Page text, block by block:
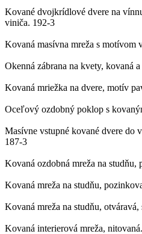
Kované dvojkrídlové dvere na
viniča. 192-3
Kovaná masívna mreža s motívom
Okenná zábrana na kvety, kovaná
Kovaná mriežka na dvere, motív
Oceľový ozdobný poklop s
Masívne vstupné kované dvere do
187-3
Kovaná ozdobná mreža na studňu,
Kovaná mreža na studňu,
Kovaná mreža na studňu,
Kovaná interierová mreža, nitovaná.